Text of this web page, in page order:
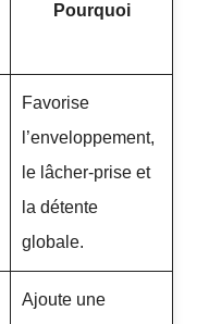
Pourquoi
Favorise
l’enveloppement,
le lâcher-prise et
la détente
globale.
Ajoute une